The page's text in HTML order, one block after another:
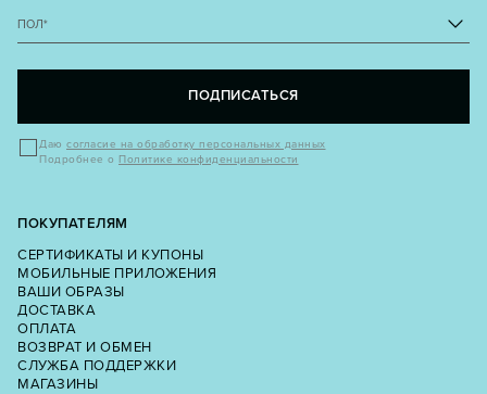
ПОЛ*
ПОДПИСАТЬСЯ
Даю согласие на обработку персональных данных
Подробнее о Политике конфиденциальности
ПОКУПАТЕЛЯМ
СЕРТИФИКАТЫ И КУПОНЫ
МОБИЛЬНЫЕ ПРИЛОЖЕНИЯ
ВАШИ ОБРАЗЫ
ДОСТАВКА
ОПЛАТА
ВОЗВРАТ И ОБМЕН
СЛУЖБА ПОДДЕРЖКИ
МАГАЗИНЫ